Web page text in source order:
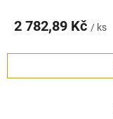
2 782,89 Kč / ks